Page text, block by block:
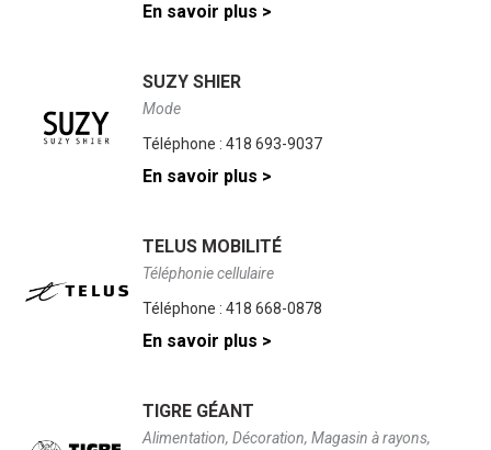
En savoir plus >
SUZY SHIER
Mode
Téléphone : 418 693-9037
En savoir plus >
TELUS MOBILITÉ
Téléphonie cellulaire
Téléphone : 418 668-0878
En savoir plus >
TIGRE GÉANT
Alimentation, Décoration, Magasin à rayons,